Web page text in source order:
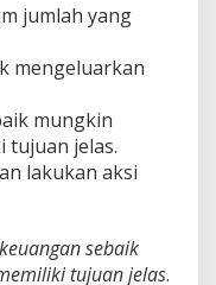
jumlah yang
mengeluarkan
mungkin
tujuan jelas.
lakukan aksi
sebaik
tujuan jelas.